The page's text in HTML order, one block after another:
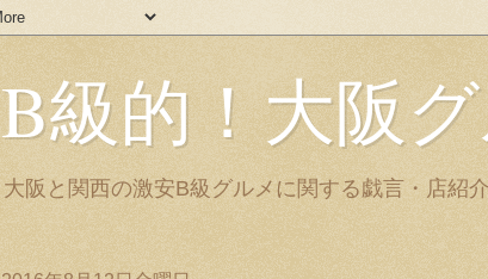
B級的！大阪
大阪と関西の激安B級グルメに関する戯言・店紹